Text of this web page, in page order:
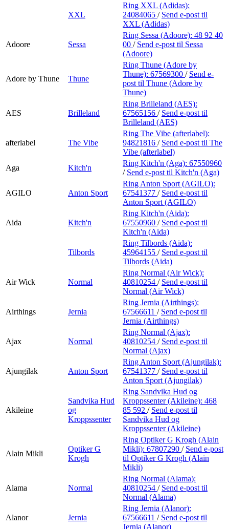
XXL
Ring XXL (Adidas):
24084065 / Send e-post til
XXL (Adidas)
Adoore Sessa
Ring Sessa (Adoore): 48 92 40
00 / Send e-post til Sessa
(Adoore)
Adore by Thune Thune
Ring Thune (Adore by
Thune): 67569300 / Send e-
post til Thune (Adore by
Thune)
AES Brilleland
Ring Brilleland (AES):
67565156 / Send e-post til
Brilleland (AES)
afterlabel The Vibe
Ring The Vibe (afterlabel):
94821816 / Send e-post til The
Vibe (afterlabel)
Aga
Kitch'n
Ring Kitch'n (Aga): 67550960
/ Send e-post til Kitch'n (Aga)
AGILO Anton Sport
Ring Anton Sport (AGILO):
67541377 / Send e-post til
Anton Sport (AGILO)
Aida Kitch'n
Ring Kitch'n (Aida):
67550960 / Send e-post til
Kitch'n (Aida)
Tilbords
Ring Tilbords (Aida):
45964155 / Send e-post til
Tilbords (Aida)
Air Wick Normal
Ring Normal (Air Wick):
40810254 / Send e-post til
Normal (Air Wick)
Airthings Jernia
Ring Jernia (Airthings):
67566611 / Send e-post til
Jernia (Airthings)
Ajax Normal
Ring Normal (Ajax):
40810254 / Send e-post til
Normal (Ajax)
Ajungilak Anton Sport
Ring Anton Sport (Ajungilak):
67541377 / Send e-post til
Anton Sport (Ajungilak)
Akileine
Sandvika Hud
og
Kroppssenter
Ring Sandvika Hud og
Kroppssenter (Akileine): 468
85 592 / Send e-post til
Sandvika Hud og
Kroppssenter (Akileine)
Alain Mikli
Optiker G
Krogh
Ring Optiker G Krogh (Alain
Mikli): 67807290 / Send e-post
til Optiker G Krogh (Alain
Mikli)
Alama Normal
Ring Normal (Alama):
40810254 / Send e-post til
Normal (Alama)
Alanor Jernia
Ring Jernia (Alanor):
67566611 / Send e-post til
Jernia (Alanor)